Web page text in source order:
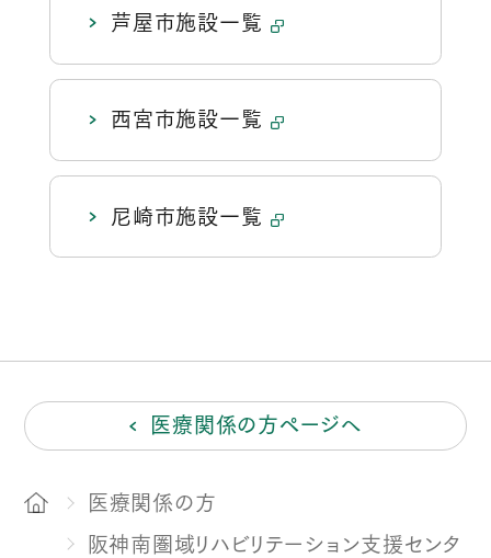
芦屋市施設一覧
西宮市施設一覧
尼崎市施設一覧
医療関係の方ページへ
医療関係の方
阪神南圏域リハビリテーション支援センタ